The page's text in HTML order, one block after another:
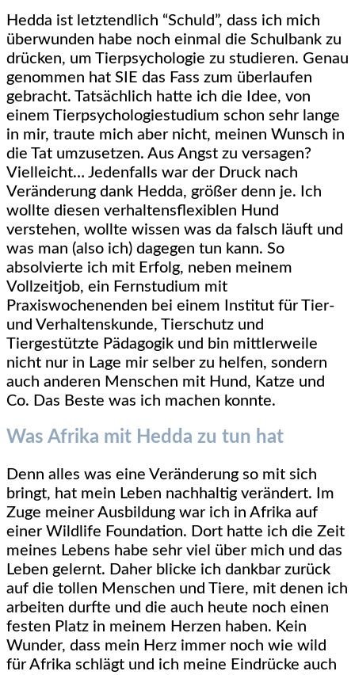
Hedda ist letztendlich “Schuld”, dass ich mich
überwunden habe noch einmal die Schulbank zu
drücken, um Tierpsychologie zu studieren. Genau
genommen hat SIE das Fass zum überlaufen
gebracht. Tatsächlich hatte ich die Idee, von
einem Tierpsychologiestudium schon sehr lange
in mir, traute mich aber nicht, meinen Wunsch in
die Tat umzusetzen. Aus Angst zu versagen?
Vielleicht… Jedenfalls war der Druck nach
Veränderung dank Hedda, größer denn je. Ich
wollte diesen verhaltensflexiblen Hund
verstehen, wollte wissen was da falsch läuft und
was man (also ich) dagegen tun kann. So
absolvierte ich mit Erfolg, neben meinem
Vollzeitjob, ein Fernstudium mit
Praxiswochenenden bei einem Institut für Tier-
und Verhaltenskunde, Tierschutz und
Tiergestützte Pädagogik und bin mittlerweile
nicht nur in Lage mir selber zu helfen, sondern
auch anderen Menschen mit Hund, Katze und
Co. Das Beste was ich machen konnte.
Was Afrika mit Hedda zu tun hat
Denn alles was eine Veränderung so mit sich
bringt, hat mein Leben nachhaltig verändert. Im
Zuge meiner Ausbildung war ich in Afrika auf
einer Wildlife Foundation. Dort hatte ich die Zeit
meines Lebens habe sehr viel über mich und das
Leben gelernt. Daher blicke ich dankbar zurück
auf die tollen Menschen und Tiere, mit denen ich
arbeiten durfte und die auch heute noch einen
festen Platz in meinem Herzen haben. Kein
Wunder, dass mein Herz immer noch wie wild
für Afrika schlägt und ich meine Eindrücke auch